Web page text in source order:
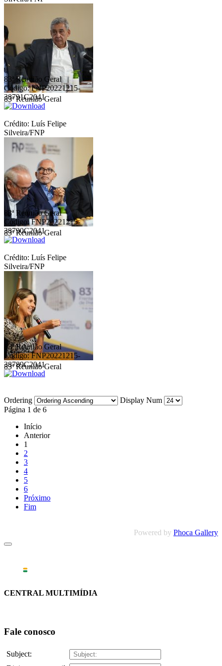
83ª Reunião Geral
83ª Reunião Geral
Código: FNP20221215-
38791C2041
Crédito: Luís Felipe
Silveira/FNP
83ª Reunião Geral
83ª Reunião Geral
Código: FNP20221215-
38790C2041
Crédito: Luís Felipe
Silveira/FNP
83ª Reunião Geral
83ª Reunião Geral
Código: FNP20221215-
38789C2041
Ordering
Display Num
Página 1 de 6
Início
Anterior
1
2
3
4
5
6
Próximo
Fim
Powered by Phoca Gallery
CENTRAL MULTIMÍDIA
Fale conosco
Subject: